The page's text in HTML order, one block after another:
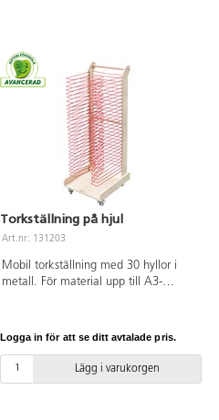
Torkställning på hjul
Art.nr: 131203
Mobil torkställning med 30 hyllor i
metall. För material upp till A3-
omonterad. Monteringsanvisning
FSC-märkt. PVC-fri.
Logga in för att se ditt avtalade pris.
Lägg i varukorgen